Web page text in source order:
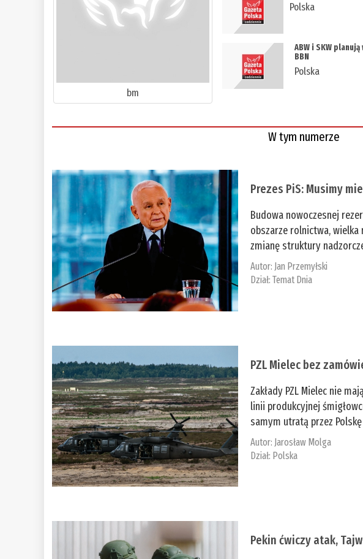
bm
Polska
ABW i SKW
BBN
Polska
W tym numerze
Prezes PiS: Musimy
Budowa nowoczesnej
obszarze rolnictwa, wielka
zmianę struktury
Autor: Jan Przemyłski
Dział:Temat Dnia
PZL Mielec bez
Zakłady PZL Mielec nie
linii produkcyjnej
samym utratą przez
Autor: Jarosław Molga
Dział: Polska
Pekin ćwiczy atak,